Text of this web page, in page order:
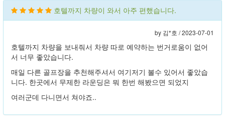
호텔까지 차량이 와서 아주 편했습니다.
by 김*호 /2023-07-01
호텔까지 차량을 보내줘서 차량 따로 예약하는 번거로움이 없어
서 너무 좋았습니다.
매일 다른 골프장을 추천해주셔서 여기저기 볼수 있어서 좋았습
니다. 한곳에서 무제한 라운딩은 뭐 한번 해봤으면 되었지
여러군데 다니면서 쳐야죠..